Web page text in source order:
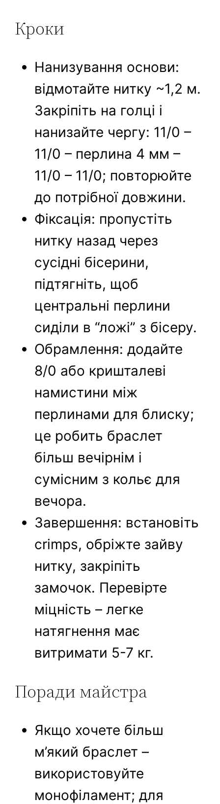
Кроки
Нанизування основи:
відмотайте нитку ~1,2 м.
Закріпіть на голці і
нанизайте чергу: 11/0 –
11/0 – перлина 4 мм –
11/0 – 11/0; повторюйте
до потрібної довжини.
Фіксація: пропустіть
нитку назад через
сусідні бісерини,
підтягніть, щоб
центральні перлини
сиділи в “ложі” з бісеру.
Обрамлення: додайте
8/0 або кришталеві
намистини між
перлинами для блиску;
це робить браслет
більш вечірнім і
сумісним з кольє для
вечора.
Завершення: встановіть
crimps, обріжте зайву
нитку, закріпіть
замочок. Перевірте
міцність – легке
натягнення має
витримати 5-7 кг.
Поради майстра
Якщо хочете більш
м’який браслет –
використовуйте
монофіламент; для